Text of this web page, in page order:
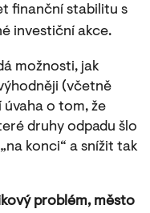
finanční stabilitu s
investiční akce.
možnosti, jak
(včetně
úvaha o tom, že
druhy odpadu šlo
konci“ a snížit tak
problém, město